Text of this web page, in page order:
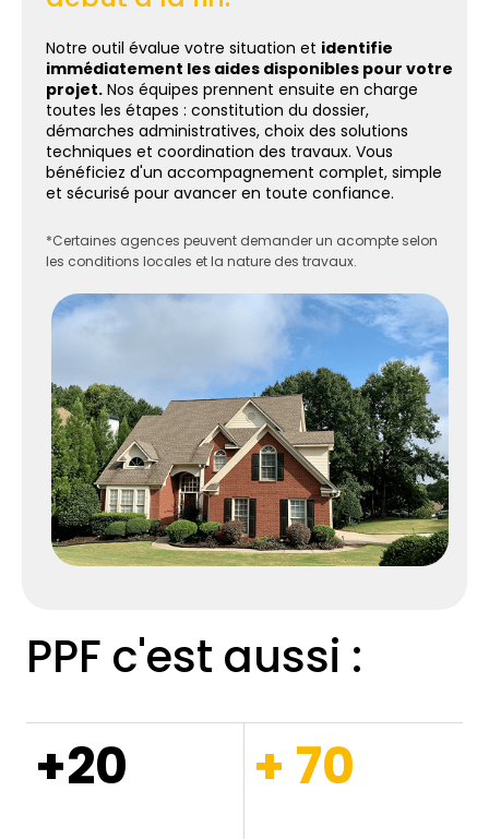
Notre outil évalue votre situation et identifie
immédiatement les aides disponibles pour votre
projet. Nos équipes prennent ensuite en charge
toutes les étapes : constitution du dossier,
démarches administratives, choix des solutions
techniques et coordination des travaux. Vous
bénéficiez d'un accompagnement complet, simple
et sécurisé pour avancer en toute confiance.
*Certaines agences peuvent demander un acompte selon
les conditions locales et la nature des travaux.
PPF c'est aussi :
+20 + 70